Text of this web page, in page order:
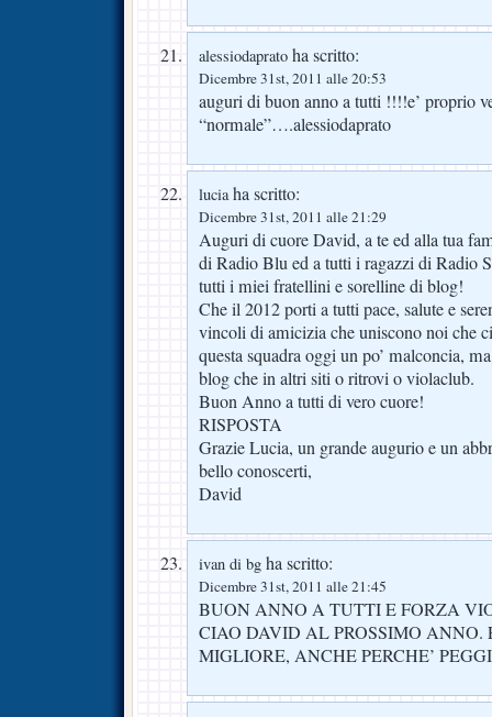
alessiodaprato ha scritto:
Dicembre 31st, 2011 alle 20:53
auguri di buon anno a tutti !!!!e’ proprio
“normale”….alessiodaprato
luciaha scritto:
Dicembre 31st, 2011 alle 21:29
Auguri di cuore David, a te ed alla tua
di Radio Blu ed a tutti i ragazzi di Radio
tutti i miei fratellini e sorelline di blog!
Che il 2012 porti a tutti pace, salute e
vincoli di amicizia che uniscono noi che
questa squadra oggi un po’ malconcia,
blog che in altri siti o ritrovi o violaclub.
Buon Anno a tutti di vero cuore!
RISPOSTA
Grazie Lucia, un grande augurio e un
bello conoscerti,
David
ivan di bg ha scritto:
Dicembre 31st, 2011 alle 21:45
BUON ANNO A TUTTI E FORZA
CIAO DAVID AL PROSSIMO ANNO.
MIGLIORE, ANCHE PERCHE’